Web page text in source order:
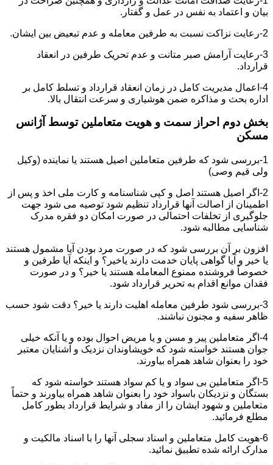
بیان و اعتماد به نفس در عمل و گفتار.
2-رعایت نزاکت نسبت به طرفین معامله و عدم تبعیض بین ایشان.
3-رعایت آرامش صبر متانت و عدم تحریک طرفین در انعقاد
قرارداد.
4-اعمال مدیریت کامل در زمان انعقاد قرارداد و تسلط کامل بر
اداره بحث و مذاکره ضمن هوشیاری و سرعت انتقال بالا.
بخش دوم احراز سمت و هویت متعاملین توسط آژانس
مسکن
1-بررسی شود که طرفین متعاملین اصیل هستند یا نماینده (وکیل
ولی قیم وصی)
2-اگر اصیل هستند اصل و کپی شناسنامه و کارت ملی اخذ و پس از
اطمینان از اصالت آنها قرارداد تنظیم شود توصیه می شود جهت
جلوگیری از تخلفات احتمالی در صورت امکان دو فقره مدرک
شناسایی مطالبه شود.
افزون بر آن بررسی شود که در صورت مرد بودن آیا مشمول هستند
یا خیر و آیا گواهی پایان خدمت دارند یاخیر؟ و اینکه آیا طرفین و
خصوصاً فروشنده ممنوع المعامله هستند یا خیر؟ و در صورت
فقدان موانع اقدام به تحریر قرارداد شود.
3-بررسی شود طرفین معامله اهلیت دارند یا خیر؟ دقت شود حسب
ظاهر سفیه و مجنون نباشند.
4-اگر متعاملین پیر و مسن و یا مریض احوال بوده و یا آنکه خیلی
جوان هستند خواسته شود که خویشاوندان نزدیک و آشنایان معتبر
خود را بعنوان شاهد همراه بیاورند.
5-اگر متعاملین بی سواد و یا کم سواد هستند خواسته شود که
بستگان و نزدیکان باسواد خود را بعنوان شاهد همراه بیاورند و حتماً
متعاملین و شهود ایشان را از مفاد و شرایط قرارداد بطور کامل
مطلع فرمائید.
6-هویت کامل متعاملین و اسناد سجلی آنها را با اسناد مالکیت و
مدارک ارائه شده تطبیق نمائید.